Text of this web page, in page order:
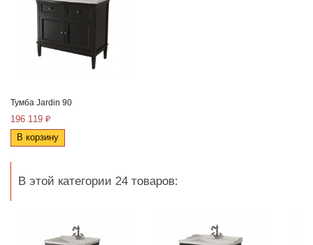
Тумба Jardin 90
196 119 ₽
В корзину
В этой категории 24 товаров: